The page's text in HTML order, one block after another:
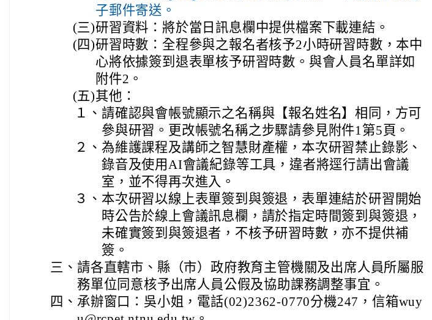
子郵件寄送。
(三)研習資料：將於當日訊息欄中提供檔案下載連結。
(四)研習時數：全程參與之報名者核予2小時研習時數，本中
心將依據簽到退表單核予研習時數。與會人員名單詳如
附件2。
(五)其他：
１、 請確認與會帳號顯示之名稱與【報名姓名】相同，方可
參與研習。更改帳號名稱之步驟請參見附件1第5頁。
２、 為維護課程及講師之智慧財產權，本次研習禁止錄影、
錄音及使用AI會議紀錄等工具，違者將逕行請出會議
室，並不得再次進入。
３、 本次研習以線上表單簽到與簽退，表單連結於研習開始
時公告於線上會議訊息欄，請於指定時間簽到與簽退，
未確實簽到與簽退者，不核予研習時數，亦不提供補
簽。
三、 請各直轄市、縣（市）政府教育主管機關及出席人員所屬服
務單位同意核予出席人員公假及協助課務調整事宜。
四、 承辦窗口：吳小姐，電話(02)2362-0770分機247，信箱wuy